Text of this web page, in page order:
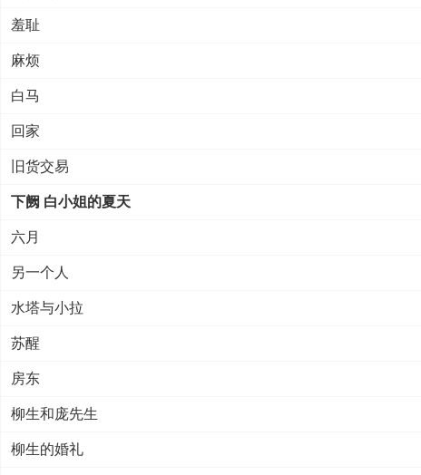
羞耻
麻烦
白马
回家
旧货交易
下阙 白小姐的夏天
六月
另一个人
水塔与小拉
苏醒
房东
柳生和庞先生
柳生的婚礼